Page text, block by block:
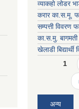
व्याकहो लोडर
करार का.स.मू.
सम्पत्ती विवरण
का.स.मु.
खेलाडी
Pages
1
अन्य